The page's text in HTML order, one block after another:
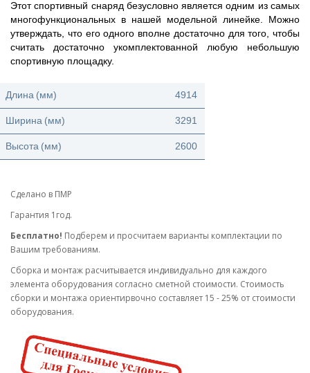
Этот спортивный снаряд безусловно является одним из самых
многофункциональных в нашей модельной линейке. Можно
утверждать, что его одного вполне достаточно для того, чтобы
считать достаточно укомплектованной любую небольшую
спортивную площадку.
Длина (мм) 4914
Ширина (мм) 3291
Высота (мм) 2600
Сделано в ПМР
Гарантия 1год.
Бесплатно! Подберем и просчитаем варианты комплектации по
Вашим требованиям.
Cборка и монтаж расчитывается индивидуально для каждого
элемента оборудования согласно сметной стоимости. Стоимость
сборки и монтажа ориентирвочно составляет 15 - 25% от стоимости
оборудования.